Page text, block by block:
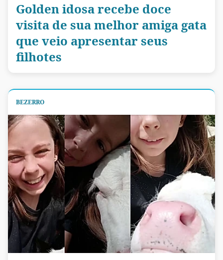
Golden idosa recebe doce
visita de sua melhor amiga gata
que veio apresentar seus
filhotes
BEZERRO